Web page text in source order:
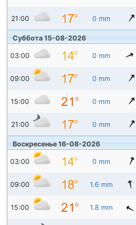
21:00 0 mm
Суббота 15-08-2026
03:00 0 mm
09:00 0 mm
15:00 0 mm
21:00 0 mm
Воскресенье 16-08-2026
03:00 0 mm
09:00 1.6 mm
15:00 1.8 mm